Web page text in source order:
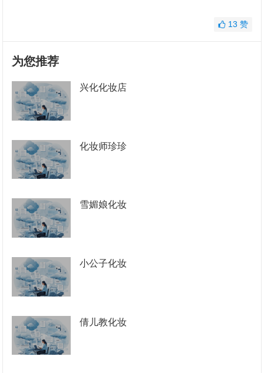
13 赞
为您推荐
兴化化妆店
化妆师珍珍
雪媚娘化妆
小公子化妆
倩儿教化妆